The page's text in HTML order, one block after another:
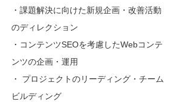
・課題解決に向けた新規企画・改善活動
のディレクション
・コンテンツSEOを考慮したWebコンテ
ンツの企画・運用
・ プロジェクトのリーディング・チーム
ビルディング